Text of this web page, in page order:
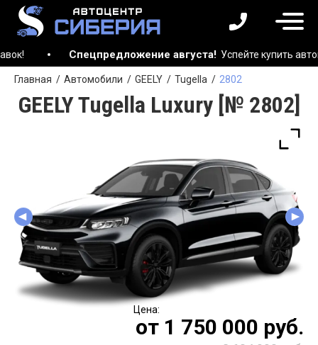
Спецпредложение августа!Успейте купить автомобиль
Главная Автомобили GEELY Tugella 2802
GEELY Tugella Luxury [№ 2802]
от 1 750 000 руб.